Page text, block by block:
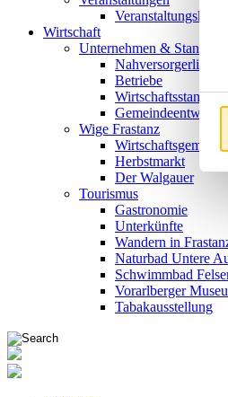
Wirtschaft
Unternehmen & Standort
Nahversorgerliste
Betriebe
Wirtschaftsstandort
Wige Frastanz
Herbstmarkt
Der Walgauer
Tourismus
Gastronomie
Unterkünfte
Wandern in
Naturbad Untere
Schwimmbad
Vorarlberger
Tabakausstellung